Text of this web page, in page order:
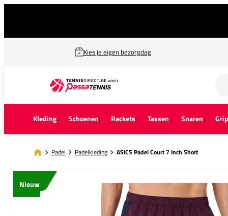
Kies je eigen bezorgdag
Kleding Schoenen Rackets Tassen Snaren
Padel Padelkleding ASICS Padel Court 7 Inch Short
Nieuw